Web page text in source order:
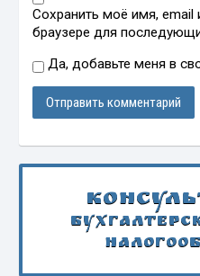
Сохранить моё имя, email
браузере для
Да, добавьте меня в